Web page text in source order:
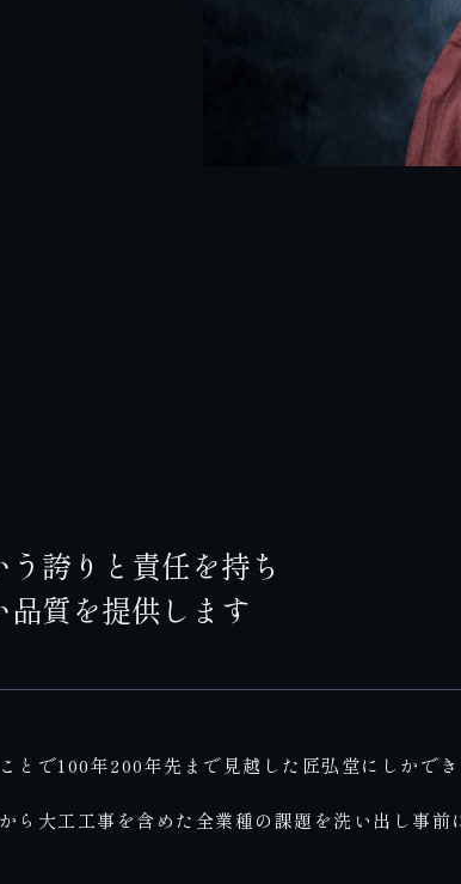
う誇りと責任を持ち
質を提供します
とで100年200年先まで見越した匠弘堂にしかでき
ら大工工事を含めた全業種の課題を洗い出し事